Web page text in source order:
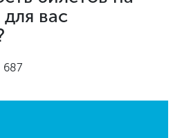
вас
687